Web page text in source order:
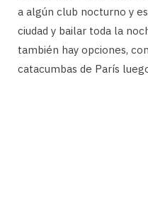
a algún club nocturno y
ciudad y bailar toda la
también hay opciones,
catacumbas de París